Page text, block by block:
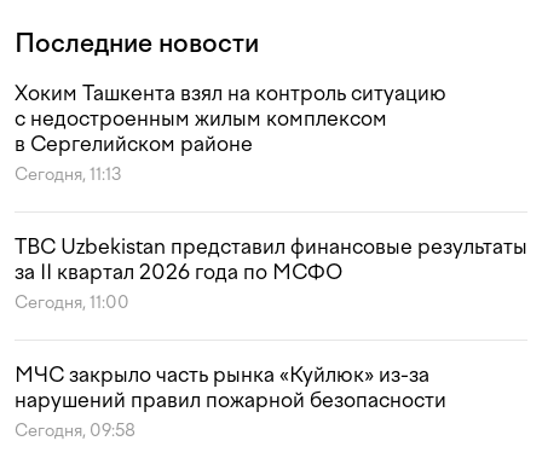
Последние новости
Хоким Ташкента взял на контроль ситуацию
с недостроенным жилым комплексом
в Сергелийском районе
Сегодня, 11:13
TBC Uzbekistan представил финансовые результаты
за II квартал 2026 года по МСФО
Сегодня, 11:00
МЧС закрыло часть рынка «Куйлюк» из-за
нарушений правил пожарной безопасности
Сегодня, 09:58